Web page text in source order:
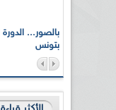
بتونس